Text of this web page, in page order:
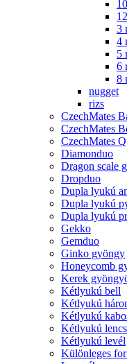
3
4
5
6
8
nugget
rizs
CzechMates
CzechMates
CzechMates
Diamonduo
Dragon scale
Dropduo
Dupla lyukú
Dupla lyukú
Dupla lyukú
Gekko
Gemduo
Ginko gyöngy
Honeycomb
Kerek
Kétlyukú bell
Kétlyukú
Kétlyukú
Kétlyukú
Kétlyukú levél
Különleges